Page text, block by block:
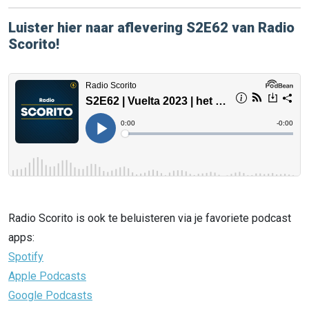
Luister hier naar aflevering S2E62 van Radio
Scorito!
Radio Scorito is ook te beluisteren via je favoriete podcast
apps:
Spotify
Apple Podcasts
Google Podcasts